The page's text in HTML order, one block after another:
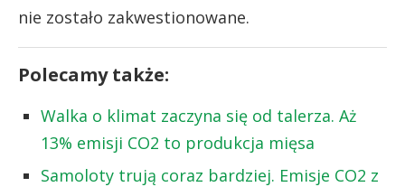
nie zostało zakwestionowane.
Polecamy także:
Walka o klimat zaczyna się od talerza. Aż
13% emisji CO2 to produkcja mięsa
Samoloty trują coraz bardziej. Emisje CO2 z